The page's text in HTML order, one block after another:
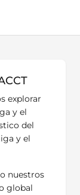
explorar
y el
del
y el
nuestros
global